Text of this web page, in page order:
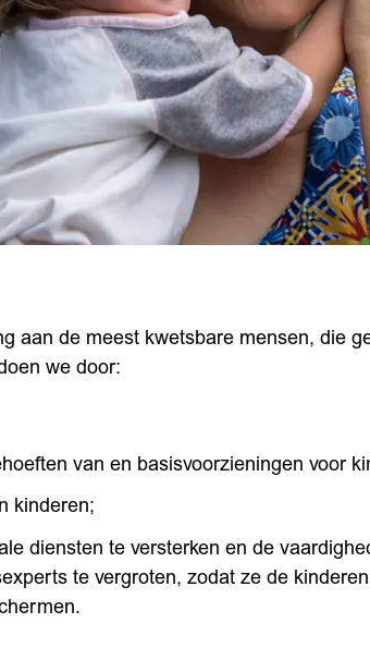
aan de meest kwetsbare mensen, die
we door:
van en basisvoorzieningen voor
kinderen;
diensten te versterken en de
te vergroten, zodat ze de